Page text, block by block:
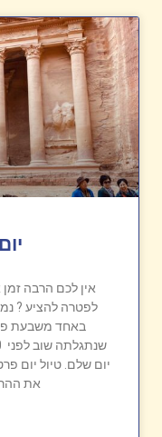
אין לכם הרבה
לפטרה להציע ?
באחד משבעת
יום שלם. טיול יום
את